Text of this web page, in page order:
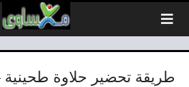
طريقة تحضير حلاوة